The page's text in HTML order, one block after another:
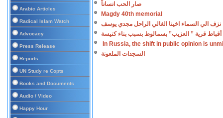
Arabic Articles
Radical Islam Watch
Advocacy
Press Release
Reports
UN Study re Copts
Books and Documents
Audio / Video
Happy Hour
صار الحب انساناً
Magdy 40th memorial
نزف الي السماء اخينا الغالي الراحل مجدي يوسف
أقباط قرية ” العزيب” بسمالوط بسبب بناء كنيسة
In Russia, the shift in public opinion is
السجدات الملعونة